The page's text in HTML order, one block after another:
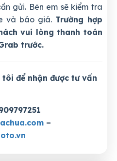
gửi. Bên em sẽ kiểm tra
và báo giá. Trường hợp
vui lòng thanh toán
trước.
để nhận được tư vấn
–